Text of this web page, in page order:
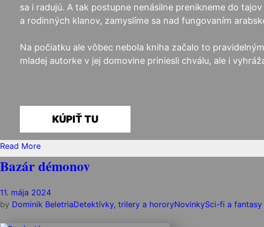
sa i radujú. A tak postupne nenásilne prenikneme do
a rodinných klanov, zamyslíme sa nad fungovaním
Na počiatku ale vôbec nebola kniha začalo to
mladej autorke v jej domovine priniesli chválu, ale i
KÚPIŤ TU
Read More
Bazár démonov
11. mája 2024
by Dominik BeletriaDetektívky, trilery a hororyNovinkySci-fi a fantasy